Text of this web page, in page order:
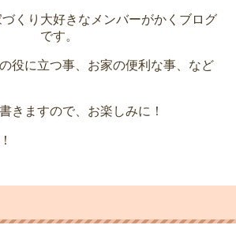
くり大好きなメンバーがかくブログ
です。
役に立つ事、お家の便利な事、など
きますので、お楽しみに！